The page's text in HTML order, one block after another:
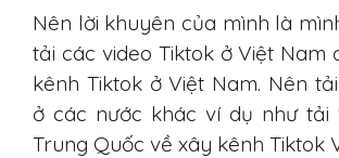
Nên lời khuyên của mình là
tải các video Tiktok ở Việt Nam
kênh Tiktok ở Việt Nam. Nên
ở các nước khác ví dụ như tải
Trung Quốc về xây kênh Tiktok